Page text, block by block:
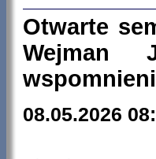
Otwarte
Wejman
08.05.2026